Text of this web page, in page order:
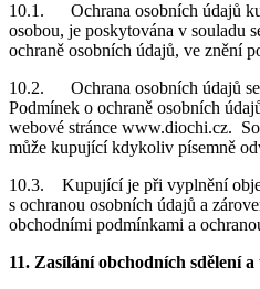
10.1. Ochrana osobních údajů
osobou, je poskytována v souladu
ochraně osobních údajů, ve znění
10.2. Ochrana osobních údajů se
Podmínek o ochraně osobních
webové stránce www.diochi.cz.
může kupující kdykoliv písemně
10.3. Kupující je při vyplnění
s ochranou osobních údajů a
obchodními podmínkami a
11. Zasílání obchodních sdělení